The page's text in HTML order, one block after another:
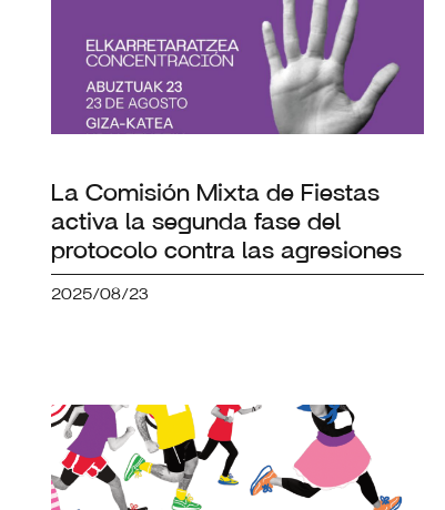
La Comisión Mixta de Fiestas
activa la segunda fase del
protocolo contra las agresiones
2025/08/23